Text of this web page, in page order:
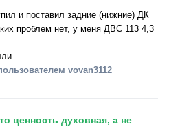
и поставил задние (нижние) ДК
проблем нет, у меня ДВС 113 4,3
vovan3112
ценность духовная, а не